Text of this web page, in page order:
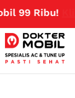
Klik Disini